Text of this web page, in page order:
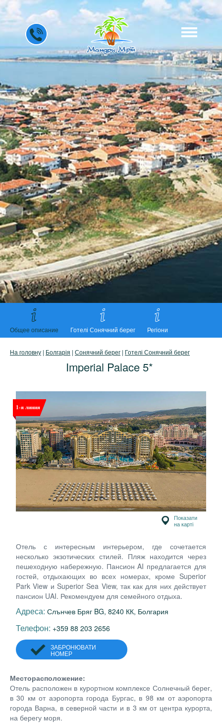
Общее описание Готелі Сонячний берег Регіони
На головну | Болгарія | Сонячний берег | Готелі Сонячний берег
Imperial Palace 5*
1-я линия
Показати
на карті
Отель с интересным интерьером, где сочетается
несколько экзотических стилей. Пляж находится через
пешеходную набережную. Пансион AI предлагается для
гостей, отдыхающих во всех номерах, кроме Superior
Park View и Superior Sea View, так как для них действует
пансион UAI. Рекомендуем для семейного отдыха.
Адреса: Слънчев Бряг BG, 8240 КК, Болгария
Телефон: +359 88 203 2656
ЗАБРОНЮВАТИ
НОМЕР
Месторасположение:
Отель расположен в курортном комплексе Солнечный берег,
в 30 км от аэропорта города Бургас, в 98 км от аэропорта
города Варна, в северной части и в 3 км от центра курорта,
на берегу моря.